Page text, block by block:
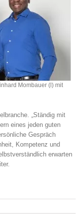
Mombauer (l) mit
„Ständig mit
eines jeden guten
Gespräch
Kompetenz und
erwarten